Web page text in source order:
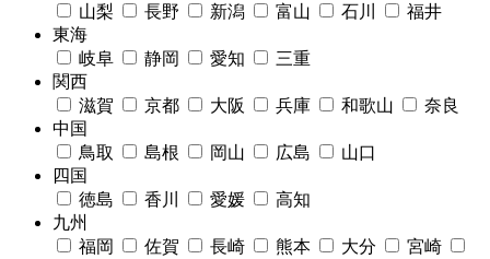
山梨
長野 新潟 富山 石川
福井
東海
岐阜
静岡 愛知
三重
関西
滋賀
京都 大阪 兵庫 和歌山
奈良
中国
鳥取
島根 岡山 広島
山口
四国
徳島
香川 愛媛
高知
九州
福岡
佐賀 長崎 熊本 大分
宮崎